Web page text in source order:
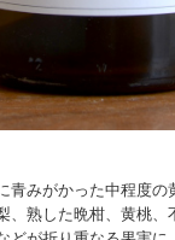
青みがかった中程度の
、熟した晩柑、黄桃、